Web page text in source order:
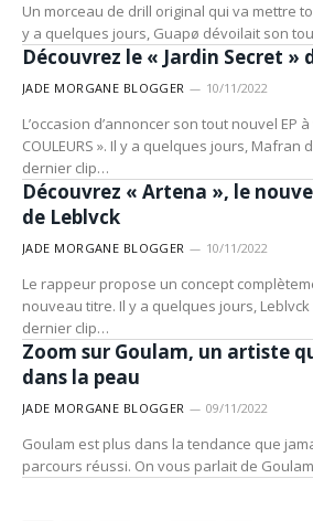
Un morceau de drill original qui va mettre
y a quelques jours, Guapø dévoilait son
MUSIQUE
Découvrez le « Jardin Secret
JADE MORGANE BLOGGER 10/11/2022
L’occasion d’annoncer son tout nouvel EP à
COULEURS ». Il y a quelques jours, Mafran
dernier clip…
MUSIQUE
Découvrez « Artena », le
de Leblvck
JADE MORGANE BLOGGER 10/11/2022
Le rappeur propose un concept
nouveau titre. Il y a quelques jours,
dernier clip…
MUSIQUE
Zoom sur Goulam, un artiste
dans la peau
JADE MORGANE BLOGGER 09/11/2022
Goulam est plus dans la tendance que
parcours réussi. On vous parlait de